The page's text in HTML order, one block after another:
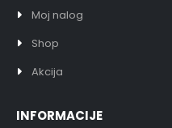
Moj nalog
Shop
Akcija
INFORMACIJE